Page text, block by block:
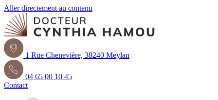
Aller directement au contenu
1 Rue Chenevière, 38240 Meylan
04 65 00 10 45
Contact